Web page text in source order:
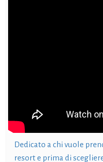
Dedicato a chi vuole
resort e prima di